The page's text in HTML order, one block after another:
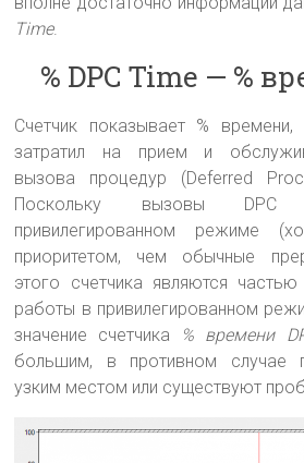
Time.
% DPC Time — %
Счетчик показывает %
затратил на прием и
вызова процедур (Deferred
Поскольку вызовы DPC
привилегированном режиме
приоритетом, чем обычные
этого счетчика являются
работы в привилегированном
значение счетчика
% времени
большим, в противном случае
узким местом или существуют